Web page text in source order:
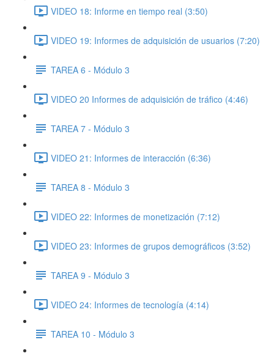
VIDEO 18: Informe en tiempo real (3:50)
VIDEO 19: Informes de adquisición de usuarios (7:20)
TAREA 6 - Módulo 3
VIDEO 20 Informes de adquisición de tráfico (4:46)
TAREA 7 - Módulo 3
VIDEO 21: Informes de interacción (6:36)
TAREA 8 - Módulo 3
VIDEO 22: Informes de monetización (7:12)
VIDEO 23: Informes de grupos demográficos (3:52)
TAREA 9 - Módulo 3
VIDEO 24: Informes de tecnología (4:14)
TAREA 10 - Módulo 3